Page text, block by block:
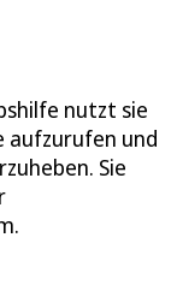
nutzt sie
aufzurufen und
Sie